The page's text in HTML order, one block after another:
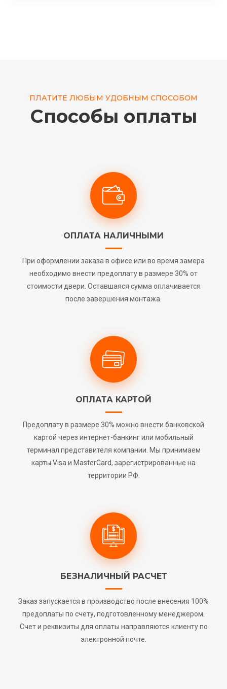
ПЛАТИТЕ ЛЮБЫМ УДОБНЫМ СПОСОБОМ
Способы оплаты
ОПЛАТА НАЛИЧНЫМИ
При оформлении заказа в офисе или во время замера
необходимо внести предоплату в размере 30% от
стоимости двери. Оставшаяся сумма оплачивается
после завершения монтажа.
ОПЛАТА КАРТОЙ
Предоплату в размере 30% можно внести банковской
картой через интернет-банкинг или мобильный
терминал представителя компании. Мы принимаем
карты Visa и MasterCard, зарегистрированные на
территории РФ.
БЕЗНАЛИЧНЫЙ РАСЧЕТ
Заказ запускается в производство после внесения 100%
предоплаты по счету, подготовленному менеджером.
Счет и реквизиты для оплаты направляются клиенту по
электронной почте.